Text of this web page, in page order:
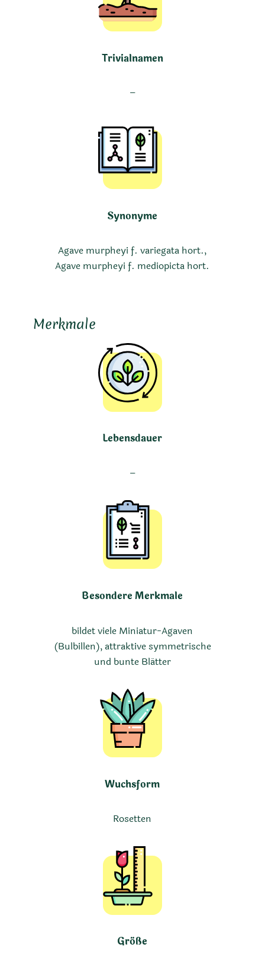
Trivialnamen
–
Synonyme
Agave murpheyi f. variegata hort.,
Agave murpheyi f. mediopicta hort.
Merkmale
Lebensdauer
–
Besondere Merkmale
bildet viele Miniatur-Agaven
(Bulbillen), attraktive symmetrische
und bunte Blätter
Wuchsform
Rosetten
Größe